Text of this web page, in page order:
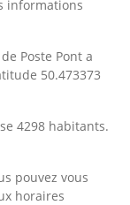
informations
Poste Pont a
50.473373
4298 habitants.
pouvez vous
horaires